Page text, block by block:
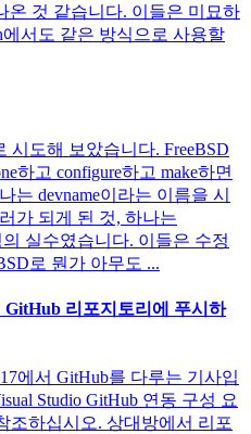
온 것 같습니다. 이들은 미묘하
서도 같은 방식으로 사용할
시도해 보았습니다. FreeBSD
하고 configure하고 make하면
는 devname이라는 이름을 시
가 되게 된 것, 하나는
실수였습니다. 이들은 수정
로 뭔가 아무도 ...
GitHub 리포지토리에 푸시하
에서 GitHub를 다루는 기사입
Studio GitHub 연동 구성 요
조하십시오. 상대방에서 리포